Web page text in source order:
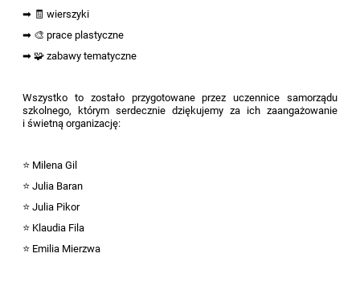
➡ 🧾 wierszyki
➡ 🎨 prace plastyczne
➡ 🧩 zabawy tematyczne
Wszystko to zostało przygotowane przez uczennice samorządu
szkolnego, którym serdecznie dziękujemy za ich zaangażowanie
i świetną organizację:
⭐ Milena Gil
⭐ Julia Baran
⭐ Julia Pikor
⭐ Klaudia Fila
⭐ Emilia Mierzwa